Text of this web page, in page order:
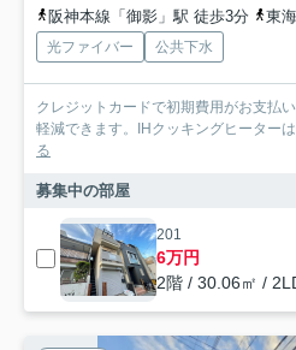
阪神本線「御影」駅 徒歩3分
東
光ファイバー 公共下水
クレジットカードで初期費用がお支払
軽減できます。IHクッキングヒーター
る
募集中の部屋
201
6万円
2階 / 30.06㎡ /